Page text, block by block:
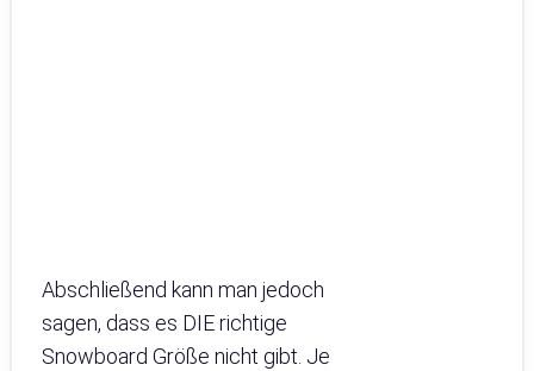
Abschließend kann man jedoch
sagen, dass es DIE richtige
Snowboard Größe nicht gibt. Je